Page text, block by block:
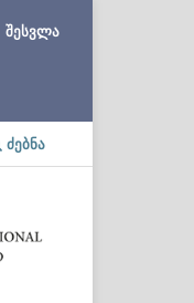
ᲫᲔᲑᲜᲐ
შესვლა